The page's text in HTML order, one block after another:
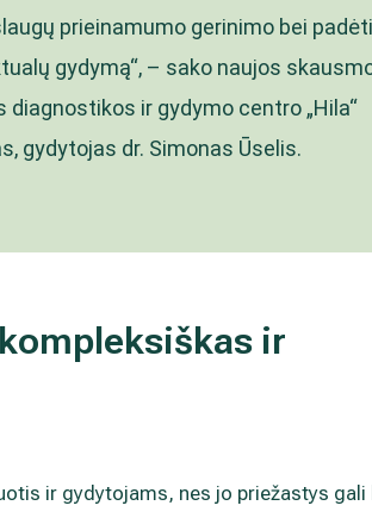
prieinamumo gerinimo bei padėti
gydymą“, – sako naujos
ir gydymo centro „Hila“
gydytojas dr. Simonas Ūselis.
ir
ir gydytojams, nes jo priežastys